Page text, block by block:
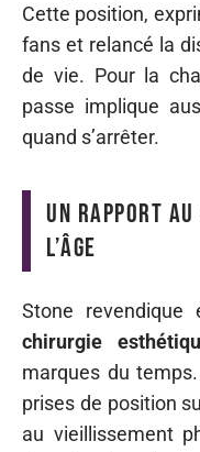
Cette position,
fans et relancé la
de vie. Pour la
passe implique
quand s’arrêter.
Un rapport au
l’âge
Stone revendique
chirurgie
marques du
prises de position
au vieillissement